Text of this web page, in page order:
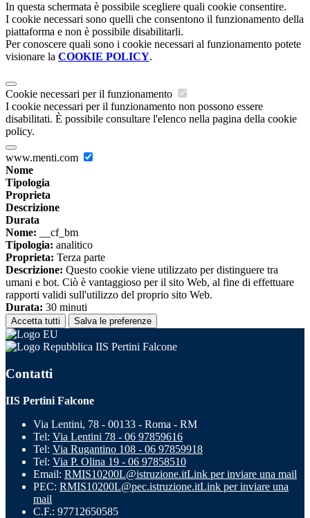
In questa schermata è possibile scegliere quali cookie consentire.
I cookie necessari sono quelli che consentono il funzionamento della
piattaforma e non è possibile disabilitarli.
Per conoscere quali sono i cookie necessari al funzionamento potete
visionare la COOKIE POLICY.
Cookie necessari per il funzionamento
I cookie necessari per il funzionamento non possono essere
disabilitati. È possibile consultare l'elenco nella pagina della cookie
policy.
www.menti.com
Nome
Tipologia
Proprieta
Descrizione
Durata
Nome: __cf_bm
Tipologia: analitico
Proprieta: Terza parte
Descrizione: Questo cookie viene utilizzato per distinguere tra
umani e bot. Ciò è vantaggioso per il sito Web, al fine di effettuare
rapporti validi sull'utilizzo del proprio sito Web.
Durata: 30 minuti
Accetta tutti Salva le preferenze
IIS Pertini Falcone
Contatti
IIS Pertini Falcone
Via Lentini, 78 - 00133 - Roma - RM
Tel: Via Lentini 78 - 06 97859616
Tel: Via Rugantino 108 - 06 97859918
Tel: Via P. Olina 19 - 06 97858510
Email: RMIS10200L@istruzione.itLink per inviare una mail
PEC: RMIS10200L@pec.istruzione.itLink per inviare una
mail
C.F.: 97712650585